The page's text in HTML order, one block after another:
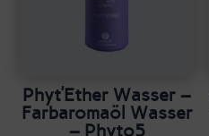
Phyt’Ether Wasser –
Farbaromaöl Wasser
– Phyto5